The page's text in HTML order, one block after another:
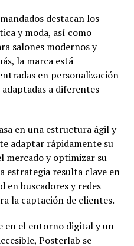
destacan los
y moda, así como
salones modernos y
la marca está
en personalización
a diferentes
en una estructura ágil y
adaptar rápidamente su
mercado y optimizar su
estrategia resulta clave en
en buscadores y redes
la captación de clientes.
en el entorno digital y un
Posterlab se